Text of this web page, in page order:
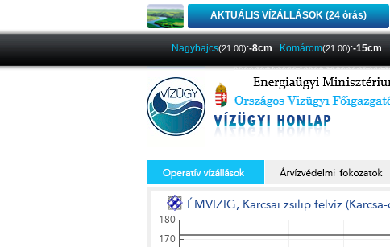
AKTUÁLIS VÍZÁLLÁSOK (24 órás)
Nagybajcs(21:00):-8cm Komárom(21:00):-15cm